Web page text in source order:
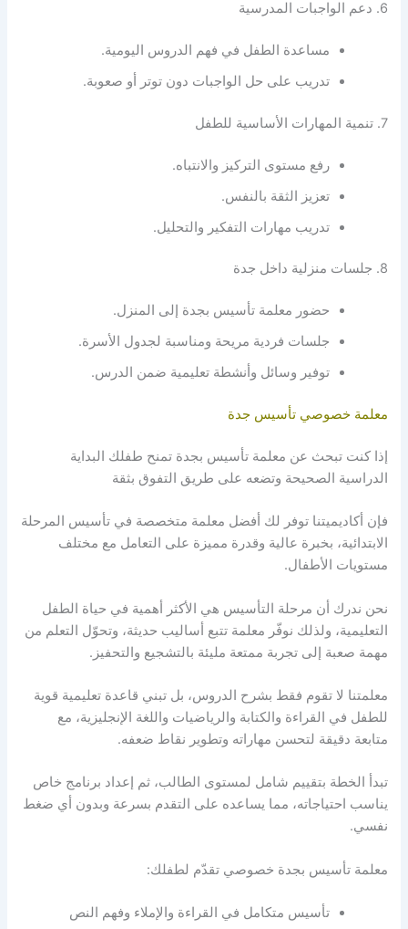
6. دعم الواجبات المدرسية
مساعدة الطفل في فهم الدروس اليومية.
تدريب على حل الواجبات دون توتر أو صعوبة.
7. تنمية المهارات الأساسية للطفل
رفع مستوى التركيز والانتباه.
تعزيز الثقة بالنفس.
تدريب مهارات التفكير والتحليل.
8. جلسات منزلية داخل جدة
حضور معلمة تأسيس بجدة إلى المنزل.
جلسات فردية مريحة ومناسبة لجدول الأسرة.
توفير وسائل وأنشطة تعليمية ضمن الدرس.
معلمة خصوصي تأسيس جدة
إذا كنت تبحث عن معلمة تأسيس بجدة تمنح طفلك البداية
الدراسية الصحيحة وتضعه على طريق التفوق بثقة
فإن أكاديميتنا توفر لك أفضل معلمة متخصصة في تأسيس المرحلة
الابتدائية، بخبرة عالية وقدرة مميزة على التعامل مع مختلف
مستويات الأطفال.
نحن ندرك أن مرحلة التأسيس هي الأكثر أهمية في حياة الطفل
التعليمية، ولذلك نوفّر معلمة تتبع أساليب حديثة، وتحوّل التعلم من
مهمة صعبة إلى تجربة ممتعة مليئة بالتشجيع والتحفيز.
معلمتنا لا تقوم فقط بشرح الدروس، بل تبني قاعدة تعليمية قوية
للطفل في القراءة والكتابة والرياضيات واللغة الإنجليزية، مع
متابعة دقيقة لتحسن مهاراته وتطوير نقاط ضعفه.
تبدأ الخطة بتقييم شامل لمستوى الطالب، ثم إعداد برنامج خاص
يناسب احتياجاته، مما يساعده على التقدم بسرعة وبدون أي ضغط
نفسي.
معلمة تأسيس بجدة خصوصي تقدّم لطفلك:
تأسيس متكامل في القراءة والإملاء وفهم النص